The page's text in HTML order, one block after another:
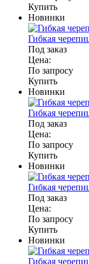
Купить
Новинки
Гибкая
Под заказ
Цена:
По запросу
Купить
Новинки
Гибкая
Под заказ
Цена:
По запросу
Купить
Новинки
Гибкая
Под заказ
Цена:
По запросу
Купить
Новинки
Гибкая